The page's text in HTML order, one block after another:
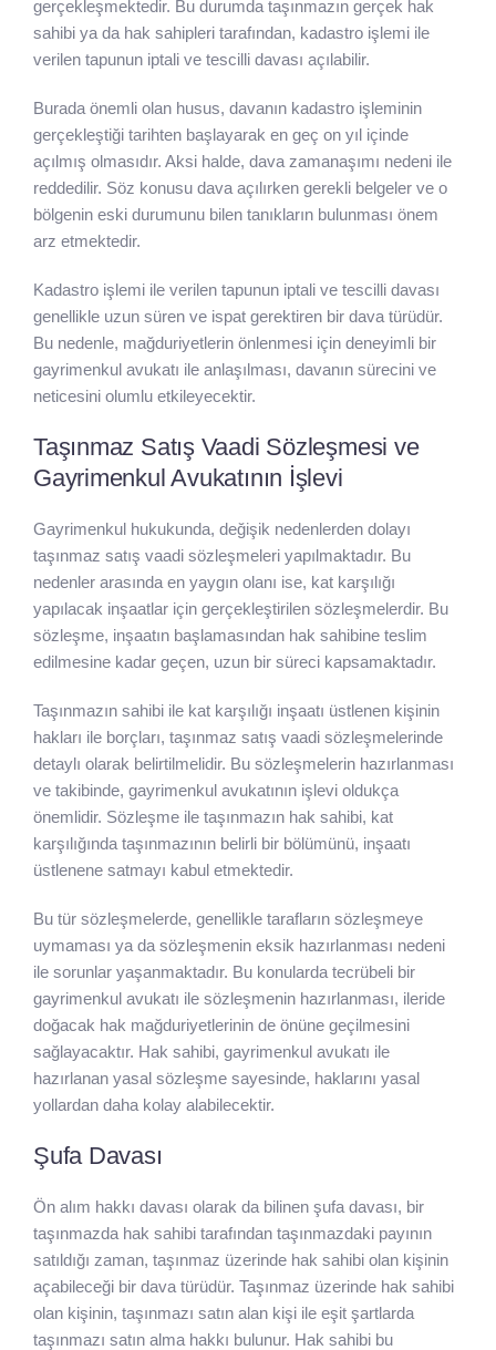
gerçekleşmektedir. Bu durumda taşınmazın gerçek hak
sahibi ya da hak sahipleri tarafından, kadastro işlemi ile
verilen tapunun iptali ve tescilli davası açılabilir.
Burada önemli olan husus, davanın kadastro işleminin
gerçekleştiği tarihten başlayarak en geç on yıl içinde
açılmış olmasıdır. Aksi halde, dava zamanaşımı nedeni ile
reddedilir. Söz konusu dava açılırken gerekli belgeler ve o
bölgenin eski durumunu bilen tanıkların bulunması önem
arz etmektedir.
Kadastro işlemi ile verilen tapunun iptali ve tescilli davası
genellikle uzun süren ve ispat gerektiren bir dava türüdür.
Bu nedenle, mağduriyetlerin önlenmesi için deneyimli bir
gayrimenkul avukatı ile anlaşılması, davanın sürecini ve
neticesini olumlu etkileyecektir.
Taşınmaz Satış Vaadi Sözleşmesi ve
Gayrimenkul Avukatının İşlevi
Gayrimenkul hukukunda, değişik nedenlerden dolayı
taşınmaz satış vaadi sözleşmeleri yapılmaktadır. Bu
nedenler arasında en yaygın olanı ise, kat karşılığı
yapılacak inşaatlar için gerçekleştirilen sözleşmelerdir. Bu
sözleşme, inşaatın başlamasından hak sahibine teslim
edilmesine kadar geçen, uzun bir süreci kapsamaktadır.
Taşınmazın sahibi ile kat karşılığı inşaatı üstlenen kişinin
hakları ile borçları, taşınmaz satış vaadi sözleşmelerinde
detaylı olarak belirtilmelidir. Bu sözleşmelerin hazırlanması
ve takibinde, gayrimenkul avukatının işlevi oldukça
önemlidir. Sözleşme ile taşınmazın hak sahibi, kat
karşılığında taşınmazının belirli bir bölümünü, inşaatı
üstlenene satmayı kabul etmektedir.
Bu tür sözleşmelerde, genellikle tarafların sözleşmeye
uymaması ya da sözleşmenin eksik hazırlanması nedeni
ile sorunlar yaşanmaktadır. Bu konularda tecrübeli bir
gayrimenkul avukatı ile sözleşmenin hazırlanması, ileride
doğacak hak mağduriyetlerinin de önüne geçilmesini
sağlayacaktır. Hak sahibi, gayrimenkul avukatı ile
hazırlanan yasal sözleşme sayesinde, haklarını yasal
yollardan daha kolay alabilecektir.
Şufa Davası
Ön alım hakkı davası olarak da bilinen şufa davası, bir
taşınmazda hak sahibi tarafından taşınmazdaki payının
satıldığı zaman, taşınmaz üzerinde hak sahibi olan kişinin
açabileceği bir dava türüdür. Taşınmaz üzerinde hak sahibi
olan kişinin, taşınmazı satın alan kişi ile eşit şartlarda
taşınmazı satın alma hakkı bulunur. Hak sahibi bu